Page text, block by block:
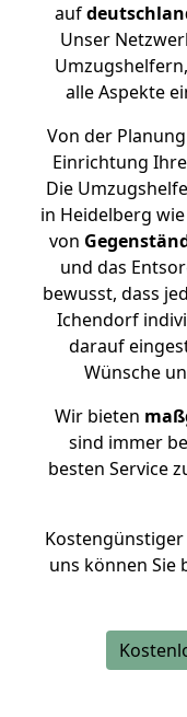
auf
Unser
alle Aspekte
Von der
Einrichtung
Die
in Heidelberg
von
und das
bewusst, dass
Ichendorf
darauf
Wünsche
Wir bieten
sind immer
besten Service
uns können Sie